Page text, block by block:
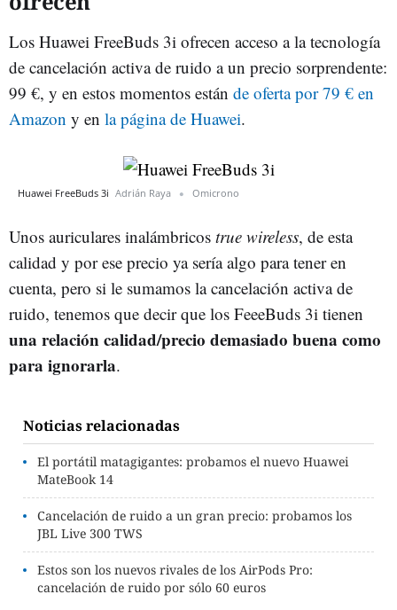
Los Huawei FreeBuds 3i ofrecen acceso a la tecnología
de cancelación activa de ruido a un precio sorprendente:
99 €, y en estos momentos están de oferta por 79 € en
Amazon y en la página de Huawei.
Huawei FreeBuds 3i Adrián Raya Omicrono
Unos auriculares inalámbricos true wireless, de esta
calidad y por ese precio ya sería algo para tener en
cuenta, pero si le sumamos la cancelación activa de
ruido, tenemos que decir que los FeeeBuds 3i tienen
una relación calidad/precio demasiado buena como
para ignorarla.
Noticias relacionadas
El portátil matagigantes: probamos el nuevo Huawei
MateBook 14
Cancelación de ruido a un gran precio: probamos los
JBL Live 300 TWS
Estos son los nuevos rivales de los AirPods Pro:
cancelación de ruido por sólo 60 euros